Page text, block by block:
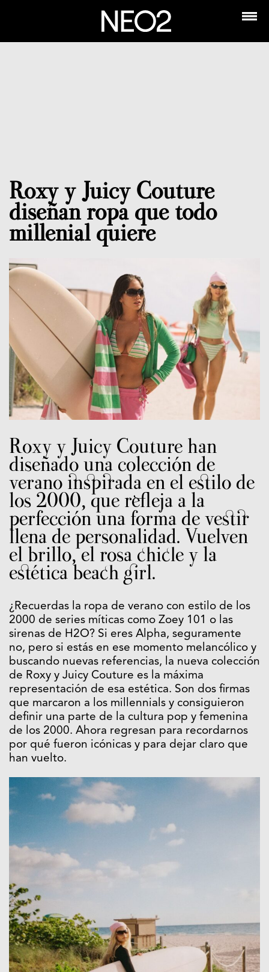
Roxy y Juicy Couture
diseñan ropa que todo
millenial quiere
Roxy y Juicy Couture han
diseñado una colección de
verano inspirada en el estilo de
los 2000, que refleja a la
perfección una forma de vestir
llena de personalidad. Vuelven
el brillo, el rosa chicle y la
estética beach girl.
¿Recuerdas la ropa de verano con estilo de los
2000 de series míticas como Zoey 101
o las
sirenas de H2O? Si eres Alpha, seguramente
no, pero si estás en ese momento melancólico y
buscando nuevas referencias, la nueva colección
de Roxy y Juicy Couture es la máxima
representación de esa estética. Son dos firmas
que marcaron a los millennials y consiguieron
definir una parte de la cultura pop y femenina
de los 2000. Ahora regresan para recordarnos
por qué fueron icónicas y para dejar claro que
han vuelto.